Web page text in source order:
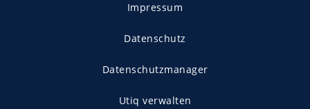
Impressum
Datenschutz
Datenschutzmanager
Utiq verwalten